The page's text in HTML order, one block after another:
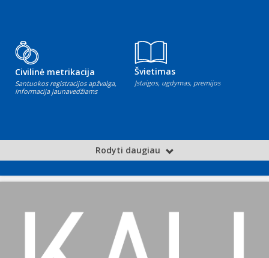
Civilinė metrikacija
Santuokos registracijos apžvalga,
informacija jaunavedžiams
Švietimas
Įstaigos, ugdymas, premijos
Rodyti daugiau